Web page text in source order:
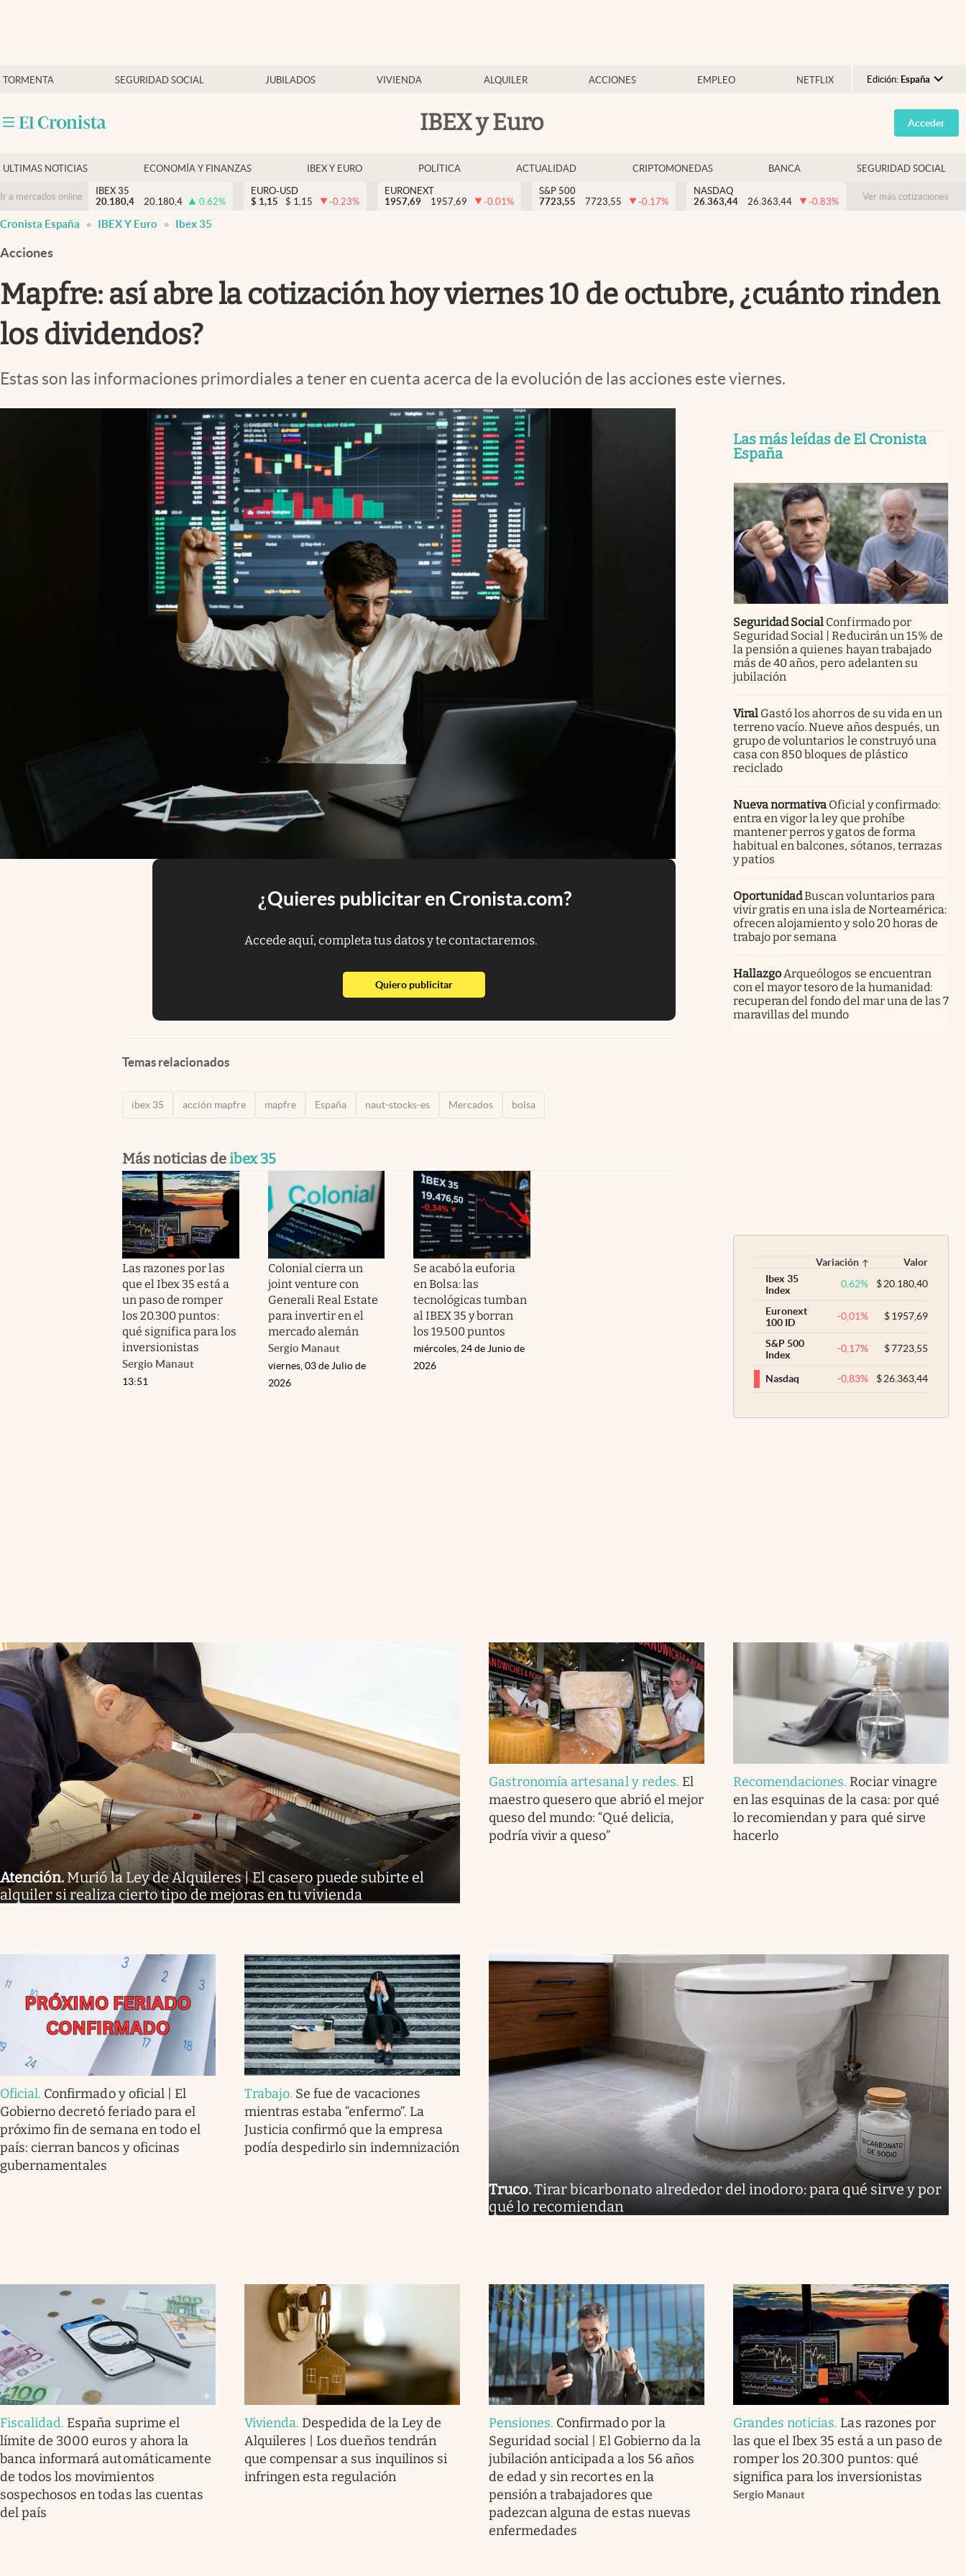
TORMENTA SEGURIDAD SOCIAL JUBILADOS VIVIENDA ALQUILER ACCIONES EMPLEO NETFLIX Edición: España
Argentina
España
USA
Colombia
IBEX y Euro
Economía y finanzas
Criptomonedas
Acceder
ULTIMAS NOTICIAS ECONOMÍA Y FINANZAS IBEX Y EURO POLÍTICA ACTUALIDAD CRIPTOMONEDAS BANCA SEGURIDAD SOCIAL
Ir a mercados online
IBEX 35
20.180,4
20.180,4 0.62%
EURO-USD
$ 1,15 $ 1,15 -0.23%
EURONEXT
1957,69
1957,69 -0.01%
S&P 500
7723,55
7723,55 -0.17%
NASDAQ
26.363,44
26.363,44 -0.83% Ver más cotizaciones
Cronista España IBEX Y Euro Ibex 35
Acciones
Mapfre: así abre la cotización hoy viernes 10 de octubre, ¿cuánto rinden
los dividendos?
Estas son las informaciones primordiales a tener en cuenta acerca de la evolución de las acciones este viernes.
¿Quieres publicitar en Cronista.com?
Accede aquí, completa tus datos y te contactaremos.
Quiero publicitarabre en nueva pestaña
Temas relacionados
ibex 35 acción mapfre mapfre España naut-stocks-es Mercados bolsa
Más noticias deibex 35
Las razones por las
que el Ibex 35 está a
un paso de romper
los 20.300 puntos:
qué significa para los
inversionistas
Sergio Manaut
13:51
Colonial cierra un
joint venture con
Generali Real Estate
para invertir en el
mercado alemán
Sergio Manaut
viernes, 03 de Julio de
2026
Se acabó la euforia
en Bolsa: las
tecnológicas tumban
al IBEX 35 y borran
los 19.500 puntos
miércoles, 24 de Junio de
2026
Las más leídas de El Cronista
España
Seguridad Social Confirmado por
Seguridad Social | Reducirán un 15% de
la pensión a quienes hayan trabajado
más de 40 años, pero adelanten su
jubilación
Viral Gastó los ahorros de su vida en un
terreno vacío. Nueve años después, un
grupo de voluntarios le construyó una
casa con 850 bloques de plástico
reciclado
Nueva normativa Oficial y confirmado:
entra en vigor la ley que prohíbe
mantener perros y gatos de forma
habitual en balcones, sótanos, terrazas
y patios
OportunidadBuscan voluntarios para
vivir gratis en una isla de Norteamérica:
ofrecen alojamiento y solo 20 horas de
trabajo por semana
HallazgoArqueólogos se encuentran
con el mayor tesoro de la humanidad:
recuperan del fondo del mar una de las 7
maravillas del mundo
Variación
Valor
Ibex 35
Index
0,62% $20.180,40
Euronext
100 ID
-0,01% $1957,69
S&P 500
Index
-0,17% $7723,55
Nasdaq -0,83% $26.363,44
Atención. Murió la Ley de Alquileres | El casero puede subirte el
alquiler si realiza cierto tipo de mejoras en tu vivienda
Gastronomía artesanal y redes. El
maestro quesero que abrió el mejor
queso del mundo: “Qué delicia,
podría vivir a queso”
Recomendaciones. Rociar vinagre
en las esquinas de la casa: por qué
lo recomiendan y para qué sirve
hacerlo
Oficial. Confirmado y oficial | El
Gobierno decretó feriado para el
próximo fin de semana en todo el
país: cierran bancos y oficinas
gubernamentales
Trabajo. Se fue de vacaciones
mientras estaba “enfermo”. La
Justicia confirmó que la empresa
podía despedirlo sin indemnización
Truco.Tirar bicarbonato alrededor del inodoro: para qué sirve y por
qué lo recomiendan
Fiscalidad. España suprime el
límite de 3000 euros y ahora la
banca informará automáticamente
de todos los movimientos
sospechosos en todas las cuentas
del país
Vivienda. Despedida de la Ley de
Alquileres | Los dueños tendrán
que compensar a sus inquilinos si
infringen esta regulación
Pensiones. Confirmado por la
Seguridad social | El Gobierno da la
jubilación anticipada a los 56 años
de edad y sin recortes en la
pensión a trabajadores que
padezcan alguna de estas nuevas
enfermedades
Grandes noticias. Las razones por
las que el Ibex 35 está a un paso de
romper los 20.300 puntos: qué
significa para los inversionistas
Sergio Manaut